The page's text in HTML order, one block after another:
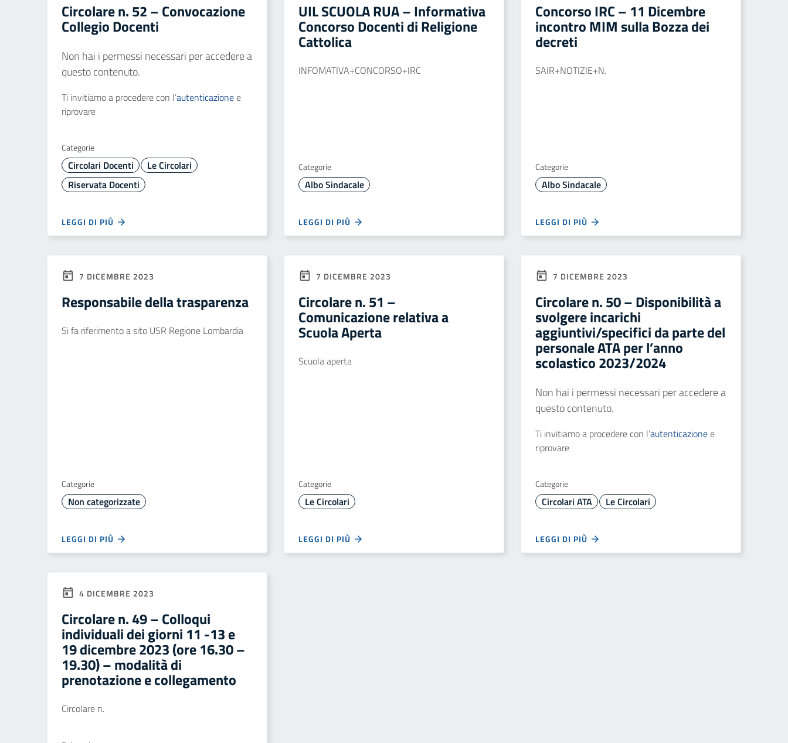
Circolare n. 52 – Convocazione
Collegio Docenti
Non hai i permessi necessari per accedere a
questo contenuto.
Ti invitiamo a procedere con l’autenticazionee
riprovare
Categorie
Circolari Docenti
Le Circolari
Riservata Docenti
LEGGI DI PIÙ
UIL SCUOLA RUA – Informativa
Concorso Docenti di Religione
Cattolica
INFOMATIVA+CONCORSO+IRC
Categorie
Albo Sindacale
LEGGI DI PIÙ
Concorso IRC – 11 Dicembre
incontro MIM sulla Bozza dei
decreti
SAIR+NOTIZIE+N.
Categorie
Albo Sindacale
LEGGI DI PIÙ
7 DICEMBRE 2023
Responsabile della trasparenza
Si fa riferimento a sito USR Regione Lombardia
Categorie
Non categorizzate
LEGGI DI PIÙ
7 DICEMBRE 2023
Circolare n. 51 –
Comunicazione relativa a
Scuola Aperta
Scuola aperta
Categorie
Le Circolari
LEGGI DI PIÙ
7 DICEMBRE 2023
Circolare n. 50 – Disponibilità a
svolgere incarichi
aggiuntivi/specifici da parte del
personale ATA per l’anno
scolastico 2023/2024
Non hai i permessi necessari per accedere a
questo contenuto.
Ti invitiamo a procedere con l’autenticazionee
riprovare
Categorie
Circolari ATA Le Circolari
LEGGI DI PIÙ
4 DICEMBRE 2023
Circolare n. 49 – Colloqui
individuali dei giorni 11 -13 e
19 dicembre 2023 (ore 16.30 –
19.30) – modalità di
prenotazione e collegamento
Circolare n.